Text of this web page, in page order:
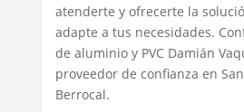
atenderte y ofrecerte la
adapte a tus necesidades.
de aluminio y PVC Damián
proveedor de confianza en
Berrocal.